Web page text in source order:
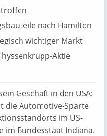
nach Hamilton
wichtiger Markt
Aktie
Geschäft in den USA:
die Automotive-Sparte
im US-
im Bundesstaat Indiana.